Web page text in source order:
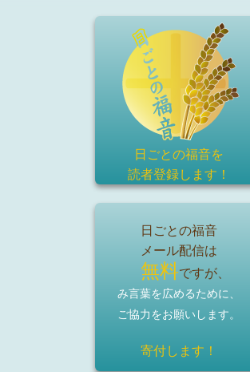
日ごとの福音を
読者登録します！
日ごとの福音
メール配信は
無料ですが、
み言葉を広めるために、
ご協力をお願いします。
寄付します！